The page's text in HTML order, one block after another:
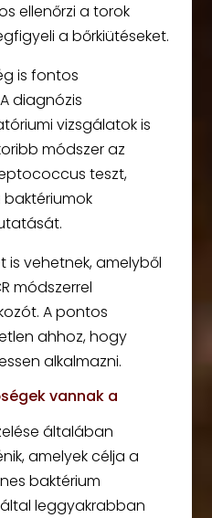
ellenőrzi a torok
a bőrkiütéseket.
is fontos
diagnózis
vizsgálatok is
módszer az
teszt,
is vehetnek, amelyből
módszerrel
A pontos
ahhoz, hogy
alkalmazni.
vannak a
általában
amelyek célja a
baktérium
leggyakrabban